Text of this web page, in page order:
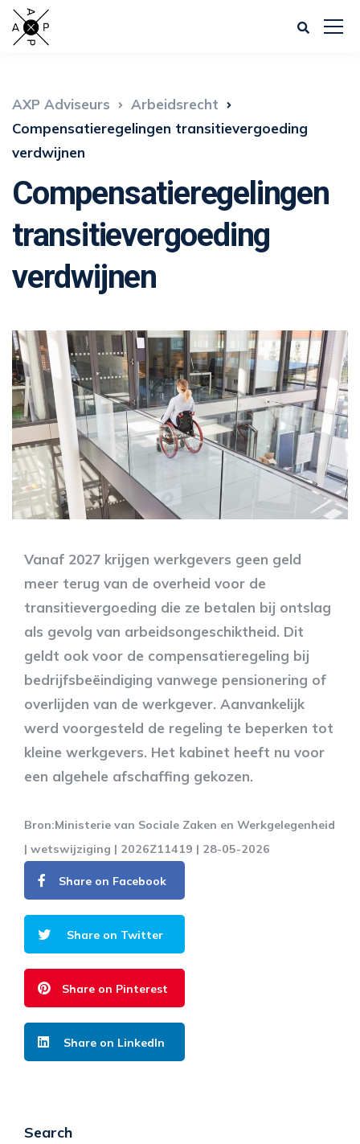
AXP Adviseurs
Arbeidsrecht
Compensatieregelingen transitievergoeding
verdwijnen
Compensatieregelingen
transitievergoeding
verdwijnen
Vanaf 2027 krijgen werkgevers geen geld
meer terug van de overheid voor de
transitievergoeding die ze betalen bij ontslag
als gevolg van arbeidsongeschiktheid. Dit
geldt ook voor de compensatieregeling bij
bedrijfsbeëindiging vanwege pensionering of
overlijden van de werkgever. Aanvankelijk
werd voorgesteld de regeling te beperken tot
kleine werkgevers. Het kabinet heeft nu voor
een algehele afschaffing gekozen.
Bron:Ministerie van Sociale Zaken en Werkgelegenheid
| wetswijziging | 2026Z11419 | 28-05-2026
Share on Facebook
Share on Twitter
Share on Pinterest
Share on LinkedIn
Search